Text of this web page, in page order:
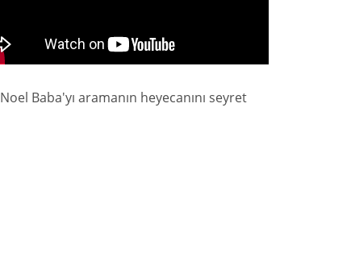
Noel Baba'yı aramanın heyecanını seyret